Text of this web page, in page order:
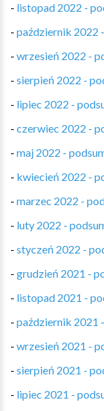
- listopad 2022 -
- październik 2022
- wrzesień 2022 -
- sierpień 2022 -
- lipiec 2022 -
- czerwiec 2022 -
- maj 2022 -
- kwiecień 2022 -
- marzec 2022 -
- luty 2022 -
- styczeń 2022 -
- grudzień 2021 -
- listopad 2021 -
- październik 2021
- wrzesień 2021 -
- sierpień 2021 -
- lipiec 2021 -